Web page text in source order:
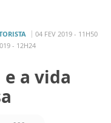
04 FEV 2019 - 11H50
- 12H24
a vida